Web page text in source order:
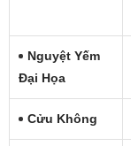
Nguyệt Yếm
Đại Họa
Cửu Không